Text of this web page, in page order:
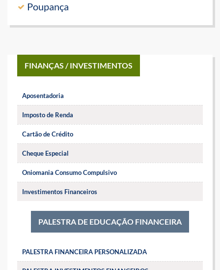
Poupança
FINANÇAS / INVESTIMENTOS
Aposentadoria
Imposto de Renda
Cartão de Crédito
Cheque Especial
Oniomania Consumo Compulsivo
Investimentos Financeiros
PALESTRA DE EDUCAÇÃO FINANCEIRA
PALESTRA FINANCEIRA PERSONALIZADA